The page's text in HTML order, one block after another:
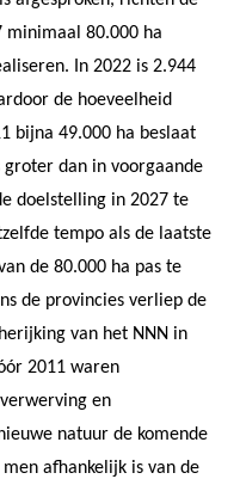
minimaal 80.000 ha
In 2022 is 2.944
de hoeveelheid
bijna 49.000 ha beslaat
groter dan in voorgaande
doelstelling in 2027 te
tempo als de laatste
de 80.000 ha pas te
de provincies verliep de
van het NNN in
2011 waren
en
natuur de komende
afhankelijk is van de